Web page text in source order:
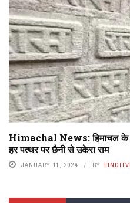
Himachal News: हिमाचल के
हर पत्थर पर छैनी से उकेरा राम
JANUARY 11, 2024 BY